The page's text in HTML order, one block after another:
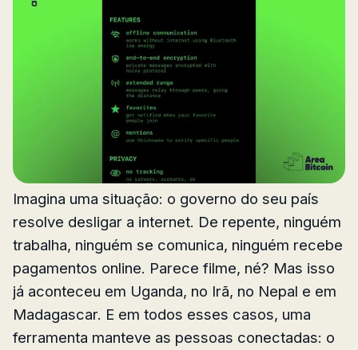
Imagina uma situação: o governo do seu país
resolve desligar a internet. De repente, ninguém
trabalha, ninguém se comunica, ninguém recebe
pagamentos online. Parece filme, né? Mas isso
já aconteceu em Uganda, no Irã, no Nepal e em
Madagascar. E em todos esses casos, uma
ferramenta manteve as pessoas conectadas: o